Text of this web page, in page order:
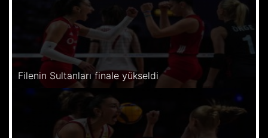
Filenin Sultanları finale yükseldi